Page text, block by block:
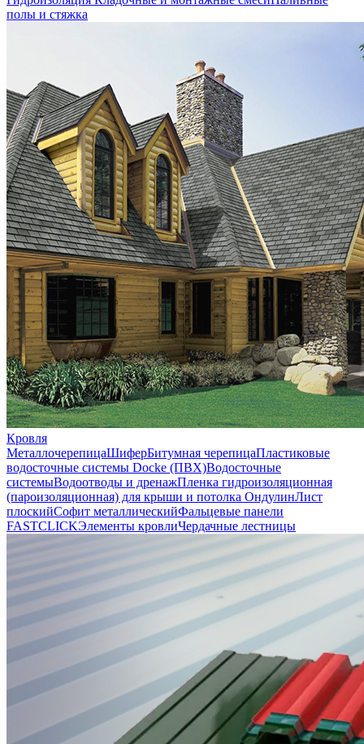
полы и стяжка
Кровля
МеталлочерепицаШиферБитумная черепицаПластиковые
водосточные системы Docke (ПВХ)Водосточные
системыВодоотводы и дренажПленка гидроизоляционная
(пароизоляционная) для крыши и потолка ОндулинЛист
плоскийСофит металлическийФальцевые панели
FASTCLICKЭлементы кровлиЧердачные лестницы